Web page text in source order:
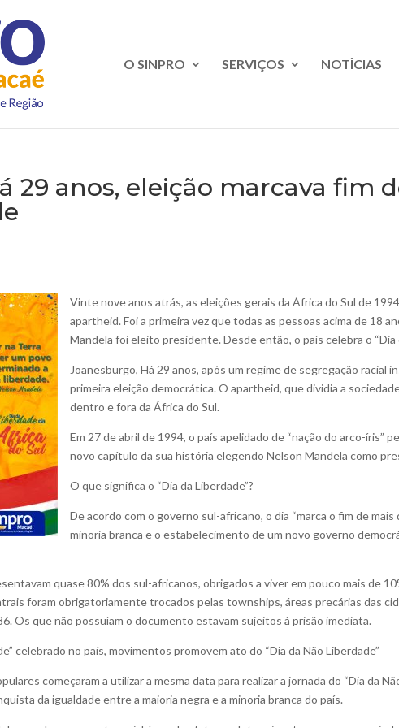
O SINPRO SERVIÇOS NOTÍCIAS
29 anos, eleição marcava fim
Vinte nove anos atrás, as eleições gerais da África do Sul de
apartheid. Foi a primeira vez que todas as pessoas acima de 18
Mandela foi eleito presidente. Desde então, o país celebra o “Dia
Joanesburgo, Há 29 anos, após um regime de segregação racial
primeira eleição democrática. O apartheid, que dividia a
dentro e fora da África do Sul.
Em 27 de abril de 1994, o país apelidado de “nação do arco-íris”
novo capítulo da sua história elegendo Nelson Mandela como
O que significa o “Dia da Liberdade”?
De acordo com o governo sul-africano, o dia “marca o fim de
minoria branca e o estabelecimento de um novo governo
quase 80% dos sul-africanos, obrigados a viver em pouco mais de
foram obrigatoriamente trocados pelas townships, áreas precárias das
Os que não possuíam o documento estavam sujeitos à prisão imediata.
celebrado no país, movimentos promovem ato do “Dia da Não Liberdade”
começaram a utilizar a mesma data para realizar a jornada do “Dia da
da igualdade entre a maioria negra e a minoria branca do país.